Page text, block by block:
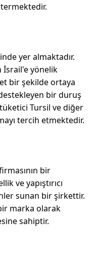
yer almaktadır.
İsrail'e yönelik
bir şekilde ortaya
bir duruş
Tursil ve diğer
tercih etmektedir.
bir
ve yapıştırıcı
sunan bir şirkettir.
marka olarak
sahiptir.